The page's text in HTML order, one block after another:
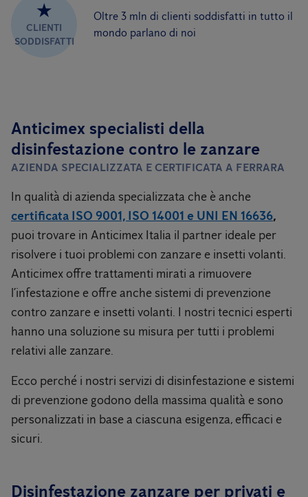
★
CLIENTI
SODDISFATTI
Oltre 3 mln di clienti soddisfatti in tutto il
mondo parlano di noi
Anticimex specialisti della
disinfestazione contro le zanzare
AZIENDA SPECIALIZZATA E CERTIFICATA A FERRARA
In qualità di azienda specializzata che è anche
certificata ISO 9001, ISO 14001 e UNI EN 16636,
puoi trovare in Anticimex Italia il partner ideale per
risolvere i tuoi problemi con zanzare e insetti volanti.
Anticimex offre trattamenti mirati a rimuovere
l’infestazione e offre anche sistemi di prevenzione
contro zanzare e insetti volanti. I nostri tecnici esperti
hanno una soluzione su misura per tutti i problemi
relativi alle zanzare.
Ecco perché i nostri servizi di disinfestazione e sistemi
di prevenzione godono della massima qualità e sono
personalizzati in base a ciascuna esigenza, efficaci e
sicuri.
Disinfestazione zanzare per privati ​​e